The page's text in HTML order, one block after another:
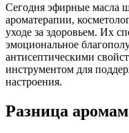
Сегодня эфирные масла
ароматерапии,
уходе за здоровьем. Их
эмоциональное
антисептическими
инструментом для
настроения.
Разница